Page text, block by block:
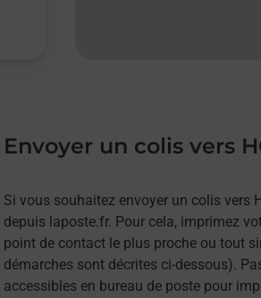
Envoyer un colis vers
Si vous souhaitez envoyer un colis vers
depuis laposte.fr. Pour cela, imprimez
point de contact le plus proche ou tout
démarches sont décrites ci-dessous).
accessibles en bureau de poste pour